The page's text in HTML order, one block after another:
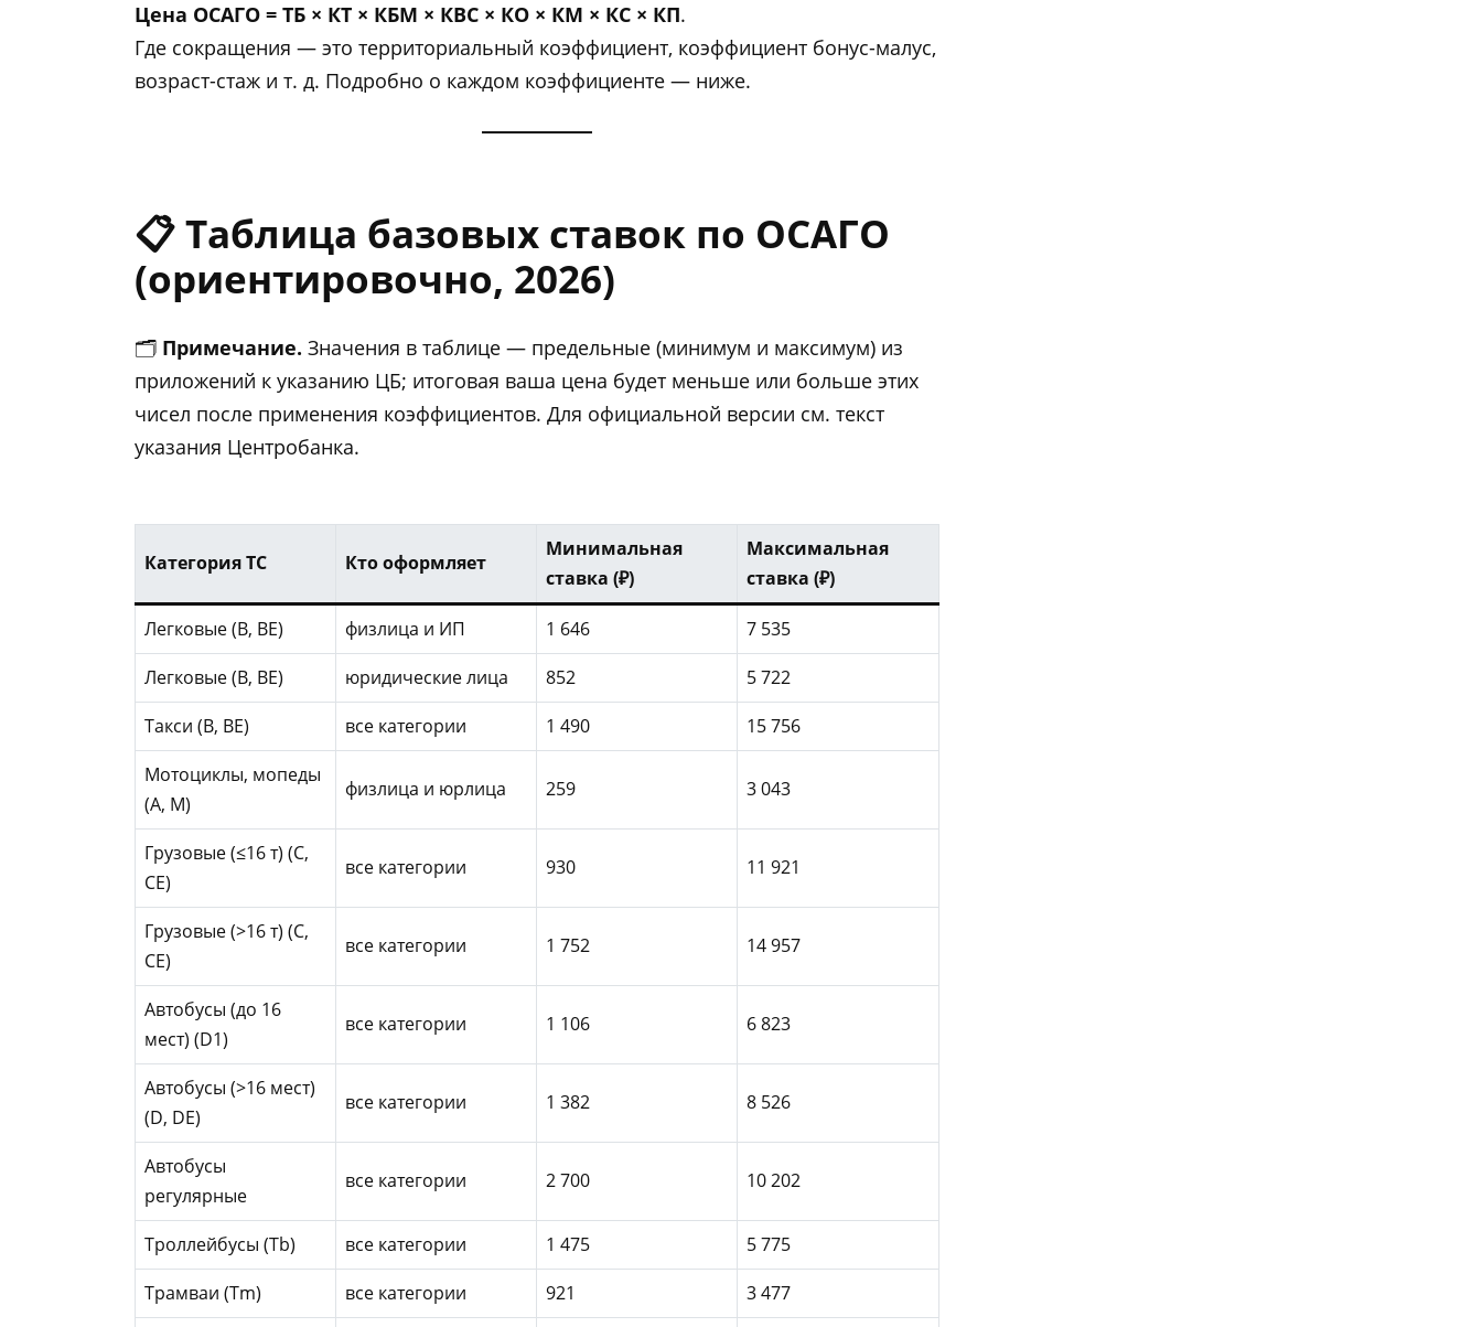
Цена ОСАГО = ТБ × КТ × КБМ × КВС × КО × КМ × КС × КП.
Где сокращения — это территориальный коэффициент, коэффициент бонус-малус,
возраст-стаж и т. д. Подробно о каждом коэффициенте — ниже.
📋 Таблица базовых ставок по ОСАГО
(ориентировочно, 2026)
🗂️ Примечание. Значения в таблице — предельные (минимум и максимум) из
приложений к указанию ЦБ; итоговая ваша цена будет меньше или больше этих
чисел после применения коэффициентов. Для официальной версии см. текст
указания Центробанка.
Категория ТС Кто оформляет
Минимальная
ставка (₽)
Максимальная
ставка (₽)
Легковые (B, BE) физлица и ИП 1 646
7 535
Легковые (B, BE)
юридические лица 852
5 722
Такси (B, BE)
все категории 1 490
15 756
Мотоциклы, мопеды
(A, M)
физлица и юрлица 259 3 043
Грузовые (≤16 т) (C,
CE)
все категории 930 11 921
Грузовые (>16 т) (C,
CE)
все категории 1 752 14 957
Автобусы (до 16
мест) (D1)
все категории 1 106 6 823
Автобусы (>16 мест)
(D, DE)
все категории 1 382 8 526
Автобусы
регулярные
все категории 2 700 10 202
Троллейбусы (Tb) все категории 1 475
5 775
Трамваи (Tm)
все категории 921
3 477